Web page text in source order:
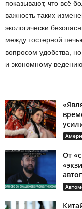
показывают, что всё
важность таких
экологически
между тостерной
вопросом удобства,
и экономному
От